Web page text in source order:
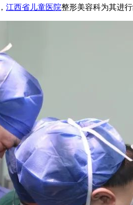
江西省儿童医院整形美容科为其进